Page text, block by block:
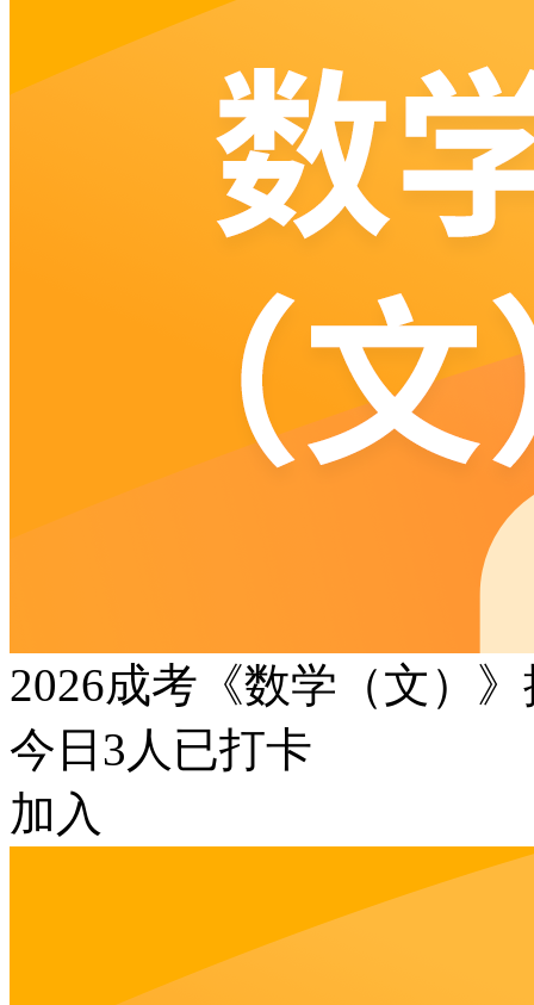
2026成考《数学（文）
今日 3 人已打卡
加入